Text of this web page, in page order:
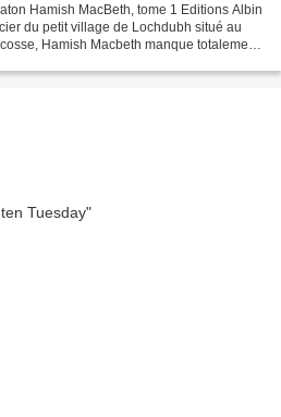
Hamish MacBeth, tome 1 Editions Albin
du petit village de Lochdubh situé au
Hamish Macbeth manque totalement